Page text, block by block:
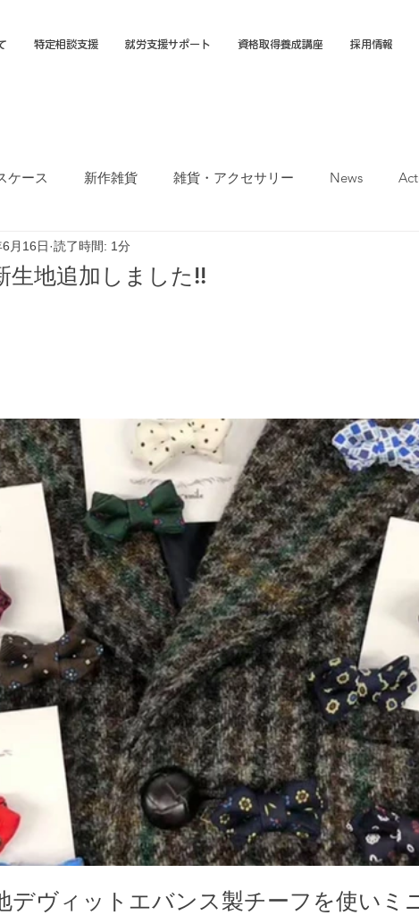
特定相談支援 就労支援サポート 資格取得養成講座 採用情報
ケース 新作雑貨 雑貨・アクセサリー News
カTシャツマーケット
地追加しました!!
月16日 読了時間: 1分
デヴィットエバンス製チーフを使いミ